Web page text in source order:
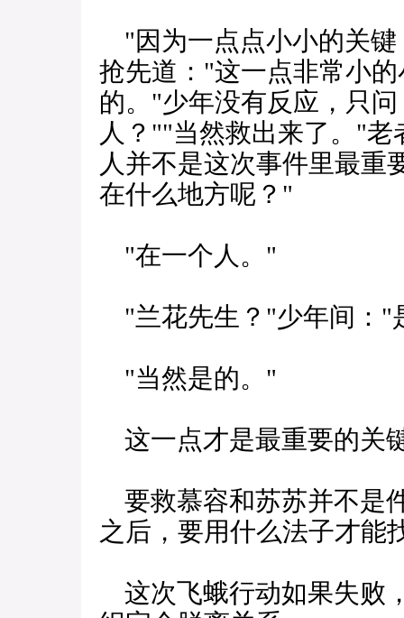
"因为一点点小小的关键
抢先道："这一点非常小
的。"少年没有反应，只
人？""当然救出来了。"
人并不是这次事件里最重
在什么地方呢？"
"在一个人。"
"兰花先生？"少年间："
"当然是的。"
这一点才是最重要的关
要救慕容和苏苏并不是
之后，要用什么法子才能
这次飞蛾行动如果失败